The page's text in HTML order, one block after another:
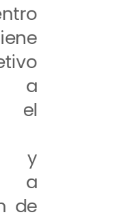
a
el
y
a
de